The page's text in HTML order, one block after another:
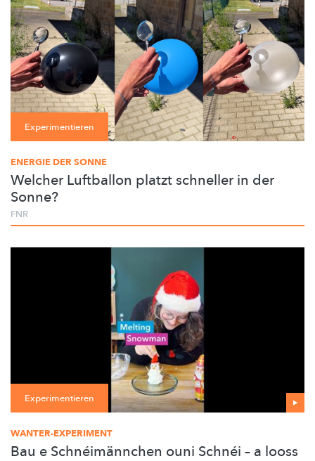
Experimentieren
ENERGIE DER SONNE
Welcher Luftballon platzt schneller in der
Sonne?
FNR
Experimentieren
WANTER-EXPERIMENT
Bau e Schnéimännchen ouni Schnéi – a looss